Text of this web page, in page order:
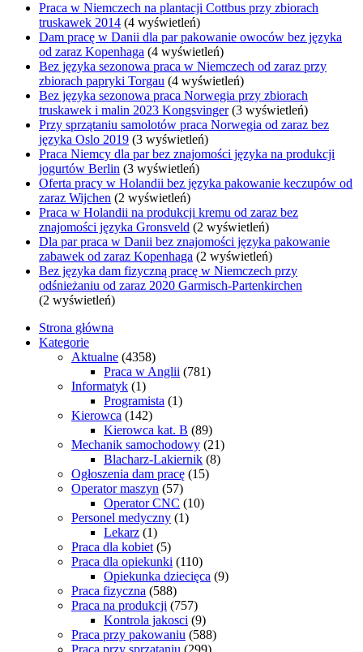
Praca w Niemczech na plantacji Cottbus przy zbiorach
truskawek 2014 (4 wyświetleń)
Dam pracę w Danii dla par pakowanie owoców bez języka
od zaraz Kopenhaga (4 wyświetleń)
Bez języka sezonowa praca w Niemczech od zaraz przy
zbiorach papryki Torgau (4 wyświetleń)
Bez języka sezonowa praca Norwegia przy zbiorach
truskawek i malin 2023 Kongsvinger(3 wyświetleń)
Przy sprzątaniu samolotów praca Norwegia od zaraz bez
języka Oslo 2019 (3 wyświetleń)
Praca Niemcy dla par bez znajomości języka na produkcji
jogurtów Berlin (3 wyświetleń)
Oferta pracy w Holandii bez języka pakowanie keczupów od
zaraz Wijchen (2 wyświetleń)
Praca w Holandii na produkcji kremu od zaraz bez
znajomości języka Gronsveld (2 wyświetleń)
Dla par praca w Danii bez znajomości języka pakowanie
zabawek od zaraz Kopenhaga (2 wyświetleń)
Bez języka dam fizyczną pracę w Niemczech przy
odśnieżaniu od zaraz 2020 Garmisch-Partenkirchen
(2 wyświetleń)
Strona główna
Kategorie
Aktualne (4358)
Praca w Anglii (781)
Informatyk (1)
Programista (1)
Kierowca (142)
Kierowca kat. B (89)
Mechanik samochodowy (21)
Blacharz-Lakiernik (8)
Ogłoszenia dam pracę (15)
Operator maszyn (57)
Operator CNC (10)
Personel medyczny (1)
Lekarz (1)
Praca dla kobiet (5)
Praca dla opiekunki (110)
Opiekunka dziecięca (9)
Praca fizyczna (588)
Praca na produkcji (757)
Kontrola jakosci (9)
Praca przy pakowaniu (588)